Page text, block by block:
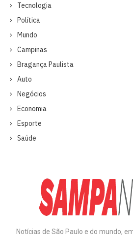
Tecnologia
Política
Mundo
Campinas
Bragança Paulista
Auto
Negócios
Economia
Esporte
Saúde
Notícias de São Paulo e do mundo,